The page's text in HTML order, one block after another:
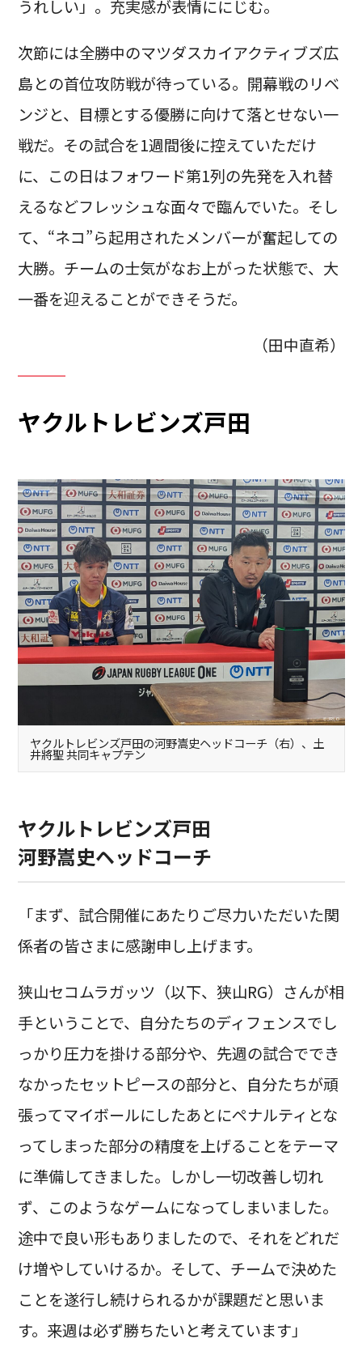
うれしい」。充実感が表情ににじむ。
次節には全勝中のマツダスカイアクティブズ広
島との首位攻防戦が待っている。開幕戦のリベ
ンジと、目標とする優勝に向けて落とせない一
戦だ。その試合を1週間後に控えていただけ
に、この日はフォワード第1列の先発を入れ替
えるなどフレッシュな面々で臨んでいた。そし
て、“ネコ”ら起用されたメンバーが奮起しての
大勝。チームの士気がなお上がった状態で、大
一番を迎えることができそうだ。
（田中直希）
ヤクルトレビンズ戸田
ヤクルトレビンズ戸田の河野嵩史ヘッドコーチ（右）、土
井將聖 共同キャプテン
ヤクルトレビンズ戸田
河野嵩史ヘッドコーチ
「まず、試合開催にあたりご尽力いただいた関
係者の皆さまに感謝申し上げます。
狭山セコムラガッツ（以下、狭山RG）さんが相
手ということで、自分たちのディフェンスでし
っかり圧力を掛ける部分や、先週の試合ででき
なかったセットピースの部分と、自分たちが頑
張ってマイボールにしたあとにペナルティとな
ってしまった部分の精度を上げることをテーマ
に準備してきました。しかし一切改善し切れ
ず、このようなゲームになってしまいました。
途中で良い形もありましたので、それをどれだ
け増やしていけるか。そして、チームで決めた
ことを遂行し続けられるかが課題だと思いま
す。来週は必ず勝ちたいと考えています」